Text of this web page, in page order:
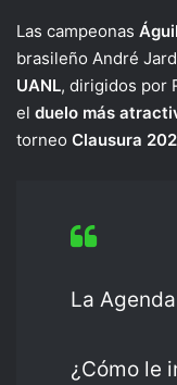
Las campeonas
brasileño André
UANL, dirigidos por
el duelo más
torneo Clausura
La
¿Cómo le